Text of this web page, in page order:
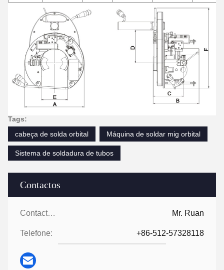
Contactos
Contactos: Mr. Ruan
Telefone: +86-512-57328118
Tags:
cabeça de solda orbital
Máquina de soldar mig orbital
Sistema de soldadura de tubos